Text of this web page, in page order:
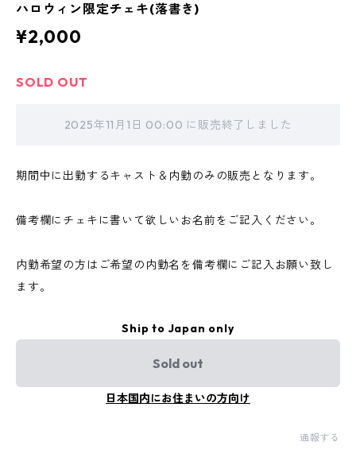
ハロウィン限定チェキ(落書き)
¥2,000
SOLD OUT
2025年11月1日 00:00 に販売終了しました
期間中に出勤するキャスト＆内勤のみの販売となります。
備考欄にチェキに書いて欲しいお名前をご記入ください。
内勤希望の方はご希望の内勤名を備考欄にご記入お願い致し
ます。
Ship to Japan only
Sold out
日本国内にお住まいの方向け
通報する